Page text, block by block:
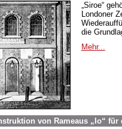
„Siroe“
Londoner
die
Mehr...
von Rameaus „Io“ für